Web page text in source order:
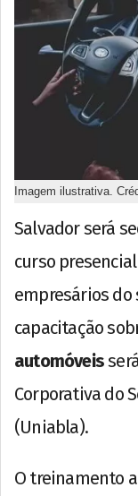
Imagem ilustrativa.
Salvador será
curso
empresários do
capacitação
automóveis
Corporativa do
(Uniabla).
O treinamento